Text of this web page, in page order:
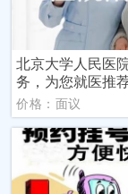
北京大学人民医
务，为您就医推
价格：面议